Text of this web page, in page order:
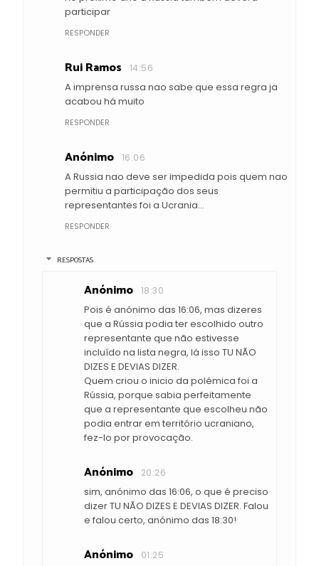
participar
RESPONDER
Rui Ramos 14:56
A imprensa russa nao sabe que essa regra ja
acabou há muito
RESPONDER
Anónimo 16:06
A Russia nao deve ser impedida pois quem nao
permitiu a participação dos seus
representantes foi a Ucrania...
RESPONDER
RESPOSTAS
Anónimo 18:30
Pois é anónimo das 16:06, mas dizeres
que a Rússia podia ter escolhido outro
representante que não estivesse
incluído na lista negra, lá isso TU NÃO
DIZES E DEVIAS DIZER.
Quem criou o inicio da polémica foi a
Rússia, porque sabia perfeitamente
que a representante que escolheu não
podia entrar em território ucraniano,
fez-lo por provocação.
Anónimo 20:26
sim, anónimo das 16:06, o que é preciso
dizer TU NÃO DIZES E DEVIAS DIZER. Falou
e falou certo, anónimo das 18:30!
Anónimo 01:25